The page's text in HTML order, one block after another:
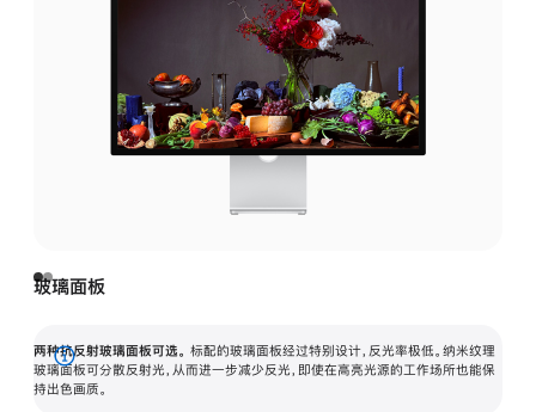
玻璃面板
两种抗反射玻璃面板可选。 标配的玻璃面板经过特别设计，反光率极低。纳米纹理
玻璃面板可分散反射光，从而进一步减少反光，即使在高亮光源的工作场所也能保
持出色画质。
展
开